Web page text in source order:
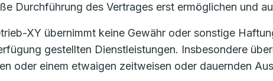
Durchführung des Vertrages erst ermöglichen und
XY übernimmt keine Gewähr oder sonstige
gestellten Dienstleistungen. Insbesondere
oder einem etwaigen zeitweisen oder dauernden